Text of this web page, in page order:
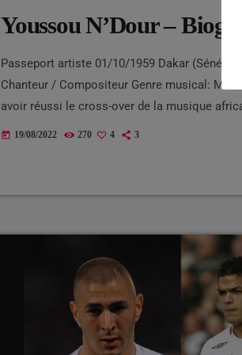
Youssou N’Dour –
Passeport artiste 01/10/1959 Dakar
Chanteur / Compositeur Genre musical:
avoir réussi le cross-over de la musique
Dibango au cours de la décennie suivante ;
today 19/08/2022 270 4 3